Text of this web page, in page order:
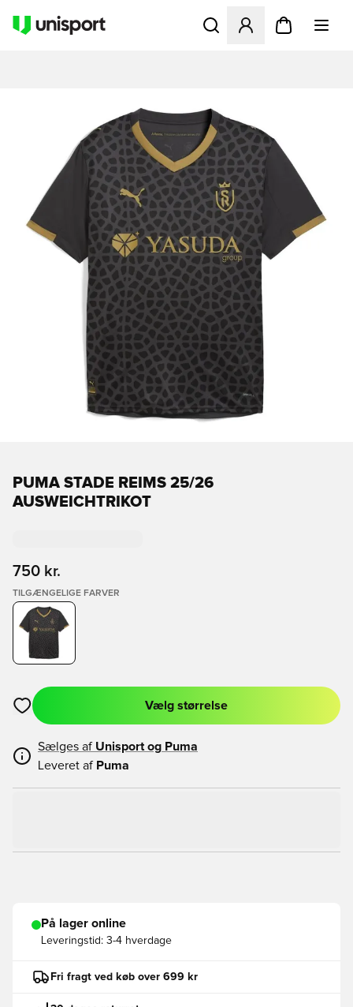
Åbner en Modal til at
PUMA STADE REIMS 25/26
AUSWEICHTRIKOT
750 kr.
TILGÆNGELIGE FARVER
Åbner en Modal til at logge ind eller tilmelde dig som medlem
Vælg størrelse
Sælges af Unisport og Puma
Leveret af Puma
På lager online
Leveringstid: 3-4 hverdage
Fri fragt ved køb over 699 kr